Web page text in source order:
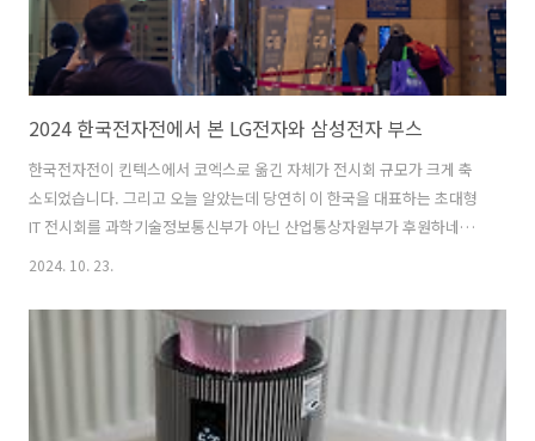
2024 한국전자전에서 본 LG전자와 삼성전자 부스
한국전자전이 킨텍스에서 코엑스로 옮긴 자체가 전시회 규모가 크게 축
소되었습니다. 그리고 오늘 알았는데 당연히 이 한국을 대표하는 초대형
IT 전시회를 과학기술정보통신부가 아닌 산업통상자원부가 후원하네요.
좀 알겠네요. 봄에 하는 역사가 20년도 안 된 새로 생긴 월드IT쇼가 과학
한국전자전은 과학기술정보통신부가 후원도 주최도 안 하네요. 그래서
요즘 한국을 대표하는 IT 전시회는 한국전자전이 아닌 월드 IT쇼로 변했
네요. 올 봄에 본 월드 IT쇼는 엄청난 인기와 인파에 밀려다니면서 봤습니
다. 우울한 한국전자전의 인기 한국전자전은 누가 뭐라고 해도 역사나
규모나 한국을 대표하는 초대형 전자쇼입니다. 1969년 시작해서 올해로
2024. 10. 23.